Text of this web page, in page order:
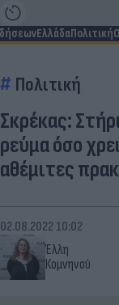
ΕλλάδαΠολιτική
Πολιτική
Σκρέκας:
ρεύμα όσο
αθέμιτες
Έλλη
Κομνηνού
02.08.2022 10:02